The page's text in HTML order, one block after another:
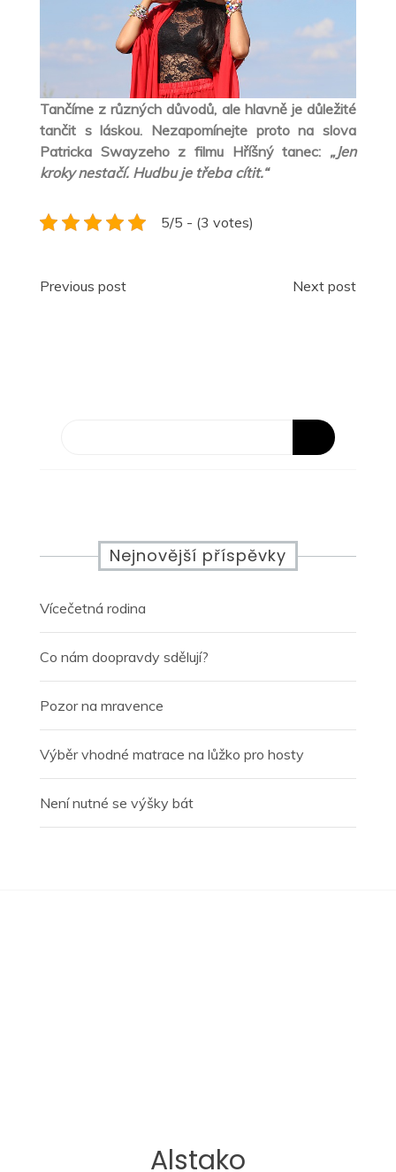
Tančíme z různých důvodů, ale hlavně je důležité
tančit s láskou. Nezapomínejte proto na slova
Patricka Swayzeho z filmu Hříšný tanec: „Jen
kroky nestačí. Hudbu je třeba cítit.“
5/5 - (3 votes)
Navigace
Previous post Next post
Nejnovější příspěvky
Vícečetná rodina
Co nám doopravdy sdělují?
Pozor na mravence
Výběr vhodné matrace na lůžko pro hosty
Není nutné se výšky bát
Alstako